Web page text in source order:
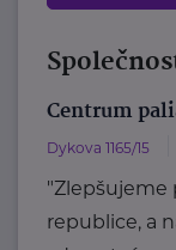
Centrum
Dykova 1165/15
"Zlepšujeme
republice, a